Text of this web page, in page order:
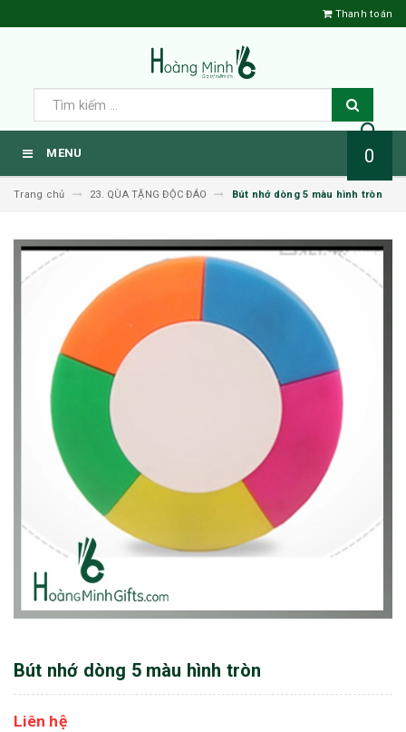
Thanh toán
MENU 0
Trang chủ 23. QÙA TẶNG ĐỘC ĐÁO Bút nhớ dòng 5 màu hình tròn
Bút nhớ dòng 5 màu hình tròn
Liên hệ